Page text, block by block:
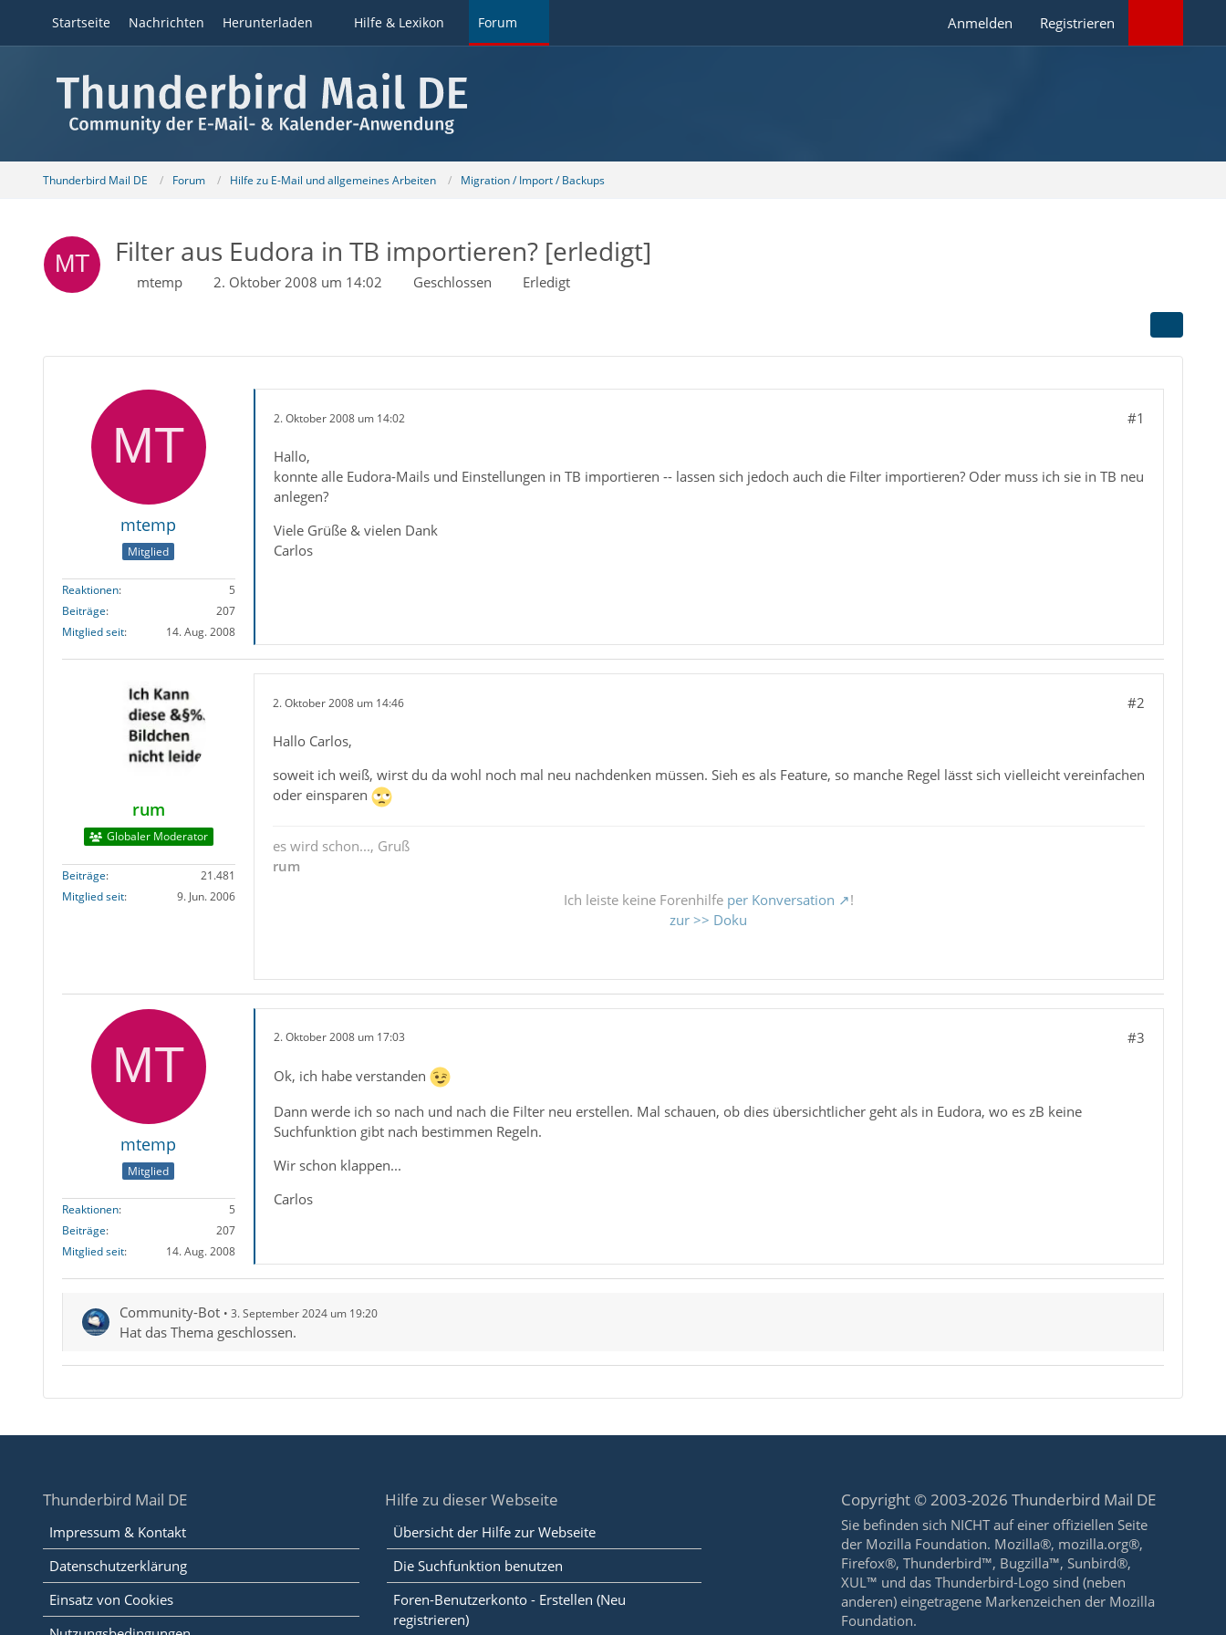
Startseite Nachrichten Herunterladen Hilfe & Lexikon Forum Anmelden Registrieren
Thunderbird Mail DE Forum Hilfe zu E-Mail und allgemeines Arbeiten Migration / Import / Backups
Filter aus Eudora in TB importieren? [erledigt]
mtemp 2. Oktober 2008 um 14:02 Geschlossen Erledigt
mtemp
Mitglied
Reaktionen
5
Beiträge
207
Mitglied seit
14. Aug. 2008
2. Oktober 2008 um 14:02 #1
Hallo,
konnte alle Eudora-Mails und Einstellungen in TB importieren -- lassen sich jedoch auch die Filter importieren? Oder muss ich sie in TB neu
anlegen?
Viele Grüße & vielen Dank
Carlos
rum
Globaler Moderator
Beiträge
21.481
Mitglied seit
9. Jun. 2006
2. Oktober 2008 um 14:46 #2
Hallo Carlos,
soweit ich weiß, wirst du da wohl noch mal neu nachdenken müssen. Sieh es als Feature, so manche Regel lässt sich vielleicht vereinfachen
oder einsparen
es wird schon..., Gruß
rum
Ich leiste keine Forenhilfe per Konversation
!
zur >> Doku
mtemp
Mitglied
Reaktionen
5
Beiträge
207
Mitglied seit
14. Aug. 2008
2. Oktober 2008 um 17:03 #3
Ok, ich habe verstanden
Dann werde ich so nach und nach die Filter neu erstellen. Mal schauen, ob dies übersichtlicher geht als in Eudora, wo es zB keine
Suchfunktion gibt nach bestimmen Regeln.
Wir schon klappen...
Carlos
Community-Bot 3. September 2024 um 19:20
Hat das Thema geschlossen.
Thunderbird Mail DE
Impressum & Kontakt
Datenschutzerklärung
Einsatz von Cookies
Hilfe zu dieser Webseite
Übersicht der Hilfe zur Webseite
Die Suchfunktion benutzen
Foren-Benutzerkonto - Erstellen (Neu
registrieren)
Copyright © 2003-2026 Thunderbird Mail DE
Sie befinden sich NICHT auf einer offiziellen Seite
der Mozilla Foundation. Mozilla®, mozilla.org®,
Firefox®, Thunderbird™, Bugzilla™, Sunbird®,
XUL™ und das Thunderbird-Logo sind (neben
anderen) eingetragene Markenzeichen der Mozilla
Foundation.